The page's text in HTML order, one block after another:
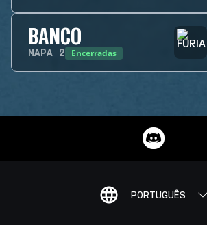
BANCO
MAPA 2 Encerradas
PORTUGUÊS